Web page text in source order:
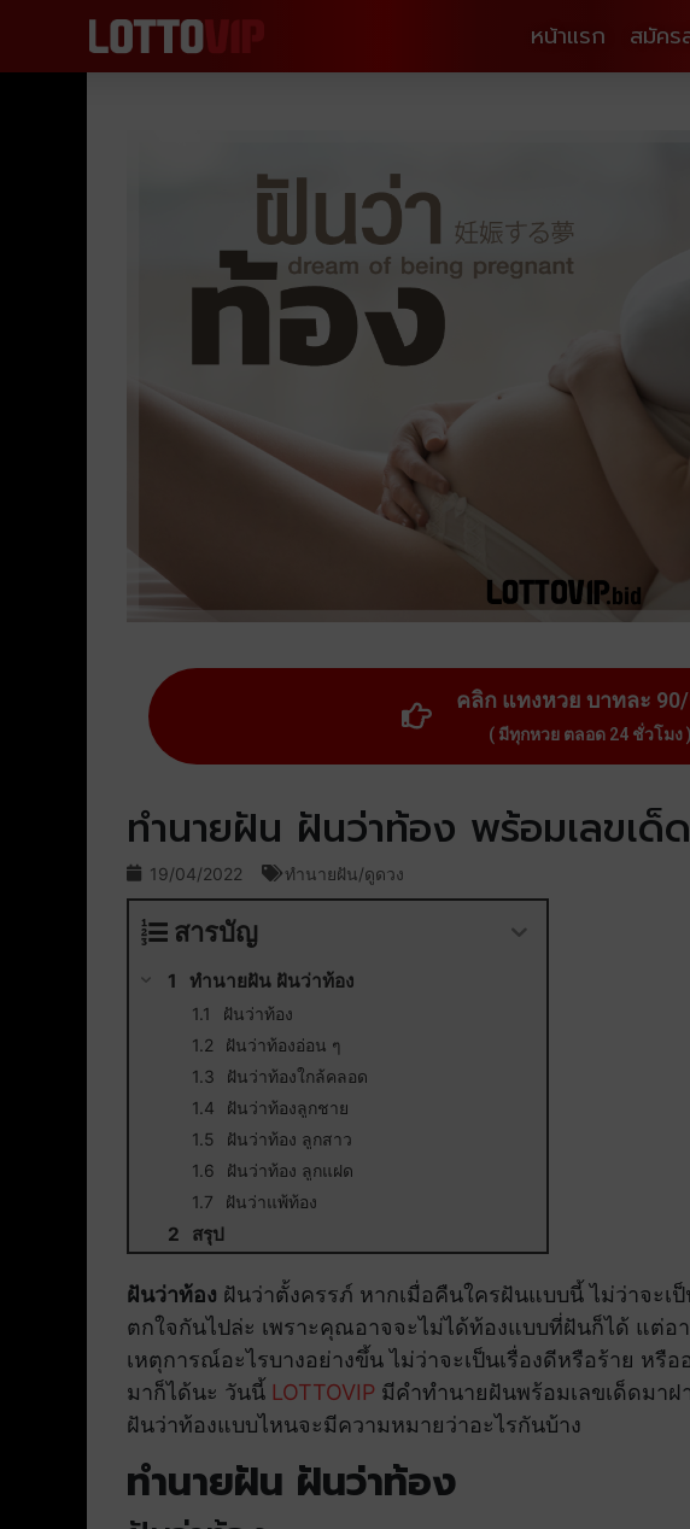
หน้าแรก สมัคร
คลิก แทงหวย บาทละ
( มีทุกหวย ตลอด 24 ชั่วโมง )
ทำนายฝัน ฝันว่าท้อง พร้อมเลขเด็
19/04/2022 ทำนายฝัน/ดูดวง
สารบัญ
ทำนายฝัน ฝันว่าท้อง
ฝันว่าท้อง
ฝันว่าท้องอ่อน ๆ
ฝันว่าท้องใกล้คลอด
ฝันว่าท้องลูกชาย
ฝันว่าท้อง ลูกสาว
ฝันว่าท้อง ลูกแฝด
ฝันว่าแพ้ท้อง
สรุป
ฝันว่าท้อง ฝันว่าตั้งครรภ์ หากเมื่อคืนใครฝันแบบนี้ ไม่ว่าจะเ
ตกใจกันไปล่ะ เพราะคุณอาจจะไม่ได้ท้องแบบที่ฝันก็ได้ แต่อ
เหตุการณ์อะไรบางอย่างขึ้น ไม่ว่าจะเป็นเรื่องดีหรือร้าย หรื
มาก็ได้นะ วันนี้ LOTTOVIP มีคำทำนายฝันพร้อมเลขเด็ดมาฝ
ฝันว่าท้องแบบไหนจะมีความหมายว่าอะไรกันบ้าง
ทำนายฝัน ฝันว่าท้อง